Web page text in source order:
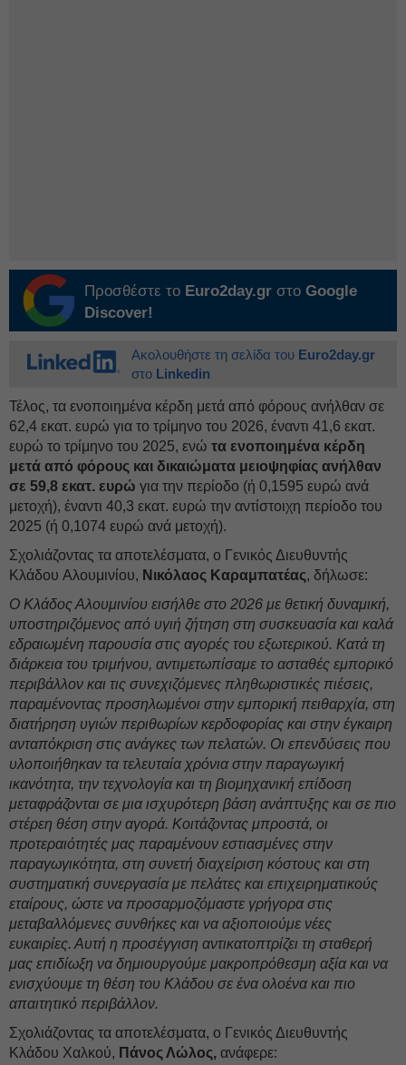
Προσθέστε το Euro2day.gr στο Google
Discover!
Ακολουθήστε τη σελίδα του Euro2day.gr
στο Linkedin
Τέλος, τα ενοποιημένα κέρδη μετά από φόρους ανήλθαν σε
62,4 εκατ. ευρώ για το τρίμηνο του 2026, έναντι 41,6 εκατ.
ευρώ το τρίμηνο του 2025, ενώ τα ενοποιημένα κέρδη
μετά από φόρους και δικαιώματα μειοψηφίας ανήλθαν
σε 59,8 εκατ. ευρώ για την περίοδο (ή 0,1595 ευρώ ανά
μετοχή), έναντι 40,3 εκατ. ευρώ την αντίστοιχη περίοδο του
2025 (ή 0,1074 ευρώ ανά μετοχή).
Σχολιάζοντας τα αποτελέσματα, ο Γενικός Διευθυντής
Kλάδου Aλουμινίου, Νικόλαος Καραμπατέας, δήλωσε:
Ο Κλάδος Αλουμινίου εισήλθε στο 2026 με θετική δυναμική,
υποστηριζόμενος από υγιή ζήτηση στη συσκευασία και καλά
εδραιωμένη παρουσία στις αγορές του εξωτερικού. Κατά τη
διάρκεια του τριμήνου, αντιμετωπίσαμε το ασταθές εμπορικό
περιβάλλον και τις συνεχιζόμενες πληθωριστικές πιέσεις,
παραμένοντας προσηλωμένοι στην εμπορική πειθαρχία, στη
διατήρηση υγιών περιθωρίων κερδοφορίας και στην έγκαιρη
ανταπόκριση στις ανάγκες των πελατών. Οι επενδύσεις που
υλοποιήθηκαν τα τελευταία χρόνια στην παραγωγική
ικανότητα, την τεχνολογία και τη βιομηχανική επίδοση
μεταφράζονται σε μια ισχυρότερη βάση ανάπτυξης και σε πιο
στέρεη θέση στην αγορά. Κοιτάζοντας μπροστά, οι
προτεραιότητές μας παραμένουν εστιασμένες στην
παραγωγικότητα, στη συνετή διαχείριση κόστους και στη
συστηματική συνεργασία με πελάτες και επιχειρηματικούς
εταίρους, ώστε να προσαρμοζόμαστε γρήγορα στις
μεταβαλλόμενες συνθήκες και να αξιοποιούμε νέες
ευκαιρίες. Αυτή η προσέγγιση αντικατοπτρίζει τη σταθερή
μας επιδίωξη να δημιουργούμε μακροπρόθεσμη αξία και να
ενισχύουμε τη θέση του Κλάδου σε ένα ολοένα και πιο
απαιτητικό περιβάλλον.
Σχολιάζοντας τα αποτελέσματα, ο Γενικός Διευθυντής
Κλάδου Χαλκού, Πάνος Λώλος, ανάφερε: